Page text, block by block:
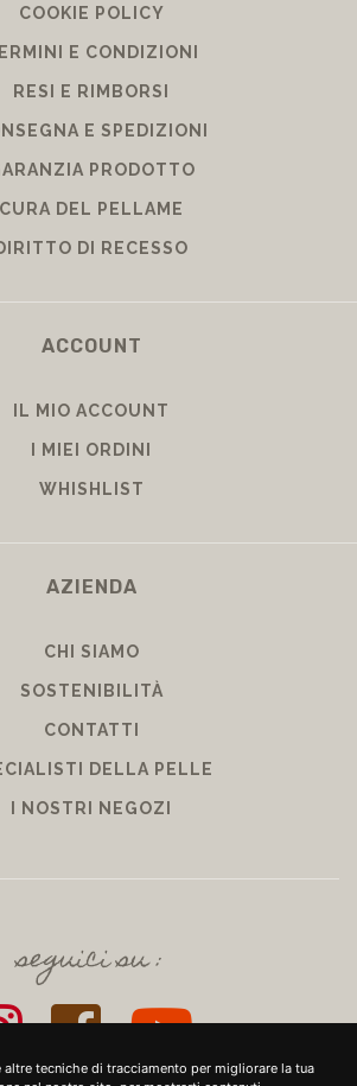
altre tecniche di tracciamento per migliorare la tua
COOKIE POLICY
E CONDIZIONI
RESI E RIMBORSI
E SPEDIZIONI
PRODOTTO
CURA DEL PELLAME
DI RECESSO
ACCOUNT
IL MIO ACCOUNT
I MIEI ORDINI
WHISHLIST
AZIENDA
CHI SIAMO
SOSTENIBILITÀ
CONTATTI
DELLA PELLE
I NOSTRI NEGOZI
seguici su :